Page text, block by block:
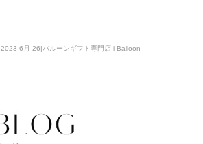
2023 6月 26|バルーンギフト専門店 i Balloon